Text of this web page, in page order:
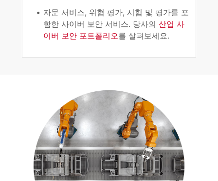
자문 서비스, 위협 평가, 시험 및 평가를 포
함한 사이버 보안 서비스. 당사의 산업 사
이버 보안 포트폴리오를 살펴보세요.